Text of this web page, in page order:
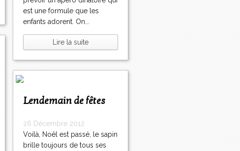
est une formule que les
enfants adorent. On...
Lire la suite
Lendemain de fêtes
26 Décembre 2012
Voilà, Noêl est passé, le sapin
brille toujours de tous ses